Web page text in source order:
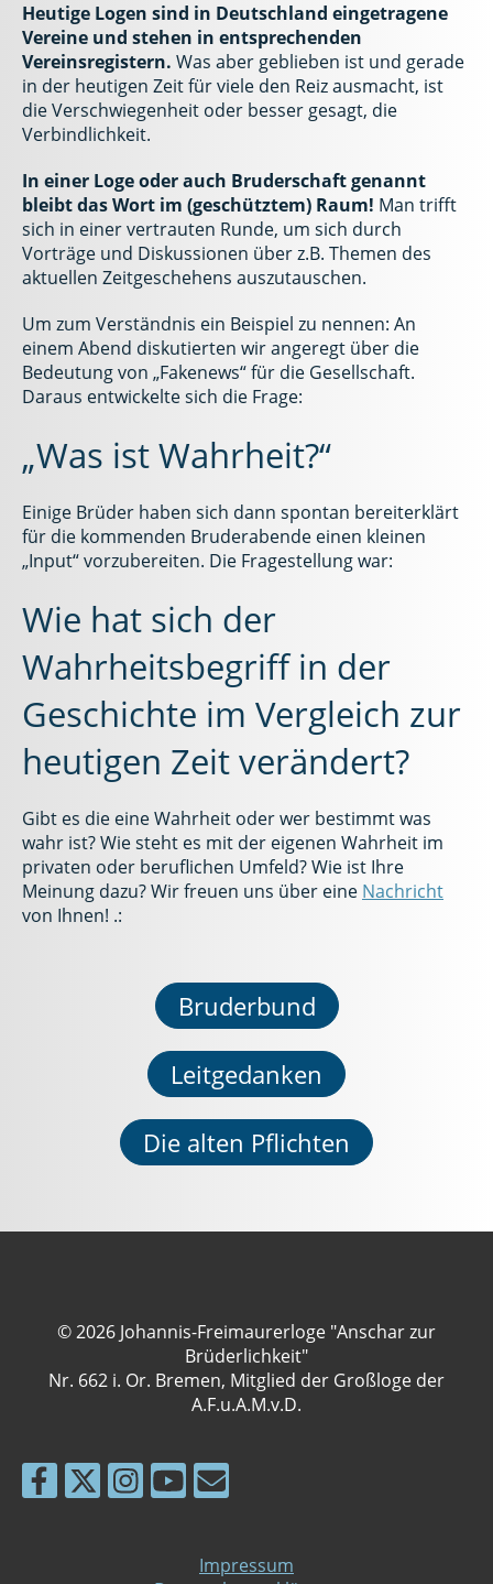
Heutige Logen sind in Deutschland eingetragene
Vereine und stehen in entsprechenden
Vereinsregistern. Was aber geblieben ist und gerade
in der heutigen Zeit für viele den Reiz ausmacht, ist
die Verschwiegenheit oder besser gesagt, die
Verbindlichkeit.
In einer Loge oder auch Bruderschaft genannt
bleibt das Wort im (geschütztem) Raum! Man trifft
sich in einer vertrauten Runde, um sich durch
Vorträge und Diskussionen über z.B. Themen des
aktuellen Zeitgeschehens auszutauschen.
Um zum Verständnis ein Beispiel zu nennen: An
einem Abend diskutierten wir angeregt über die
Bedeutung von „Fakenews“ für die Gesellschaft.
Daraus entwickelte sich die Frage:
„Was ist Wahrheit?“
Einige Brüder haben sich dann spontan bereiterklärt
für die kommenden Bruderabende einen kleinen
„Input“ vorzubereiten. Die Fragestellung war:
Wie hat sich der
Wahrheitsbegriff in der
Geschichte im Vergleich zur
heutigen Zeit verändert?
Gibt es die eine Wahrheit oder wer bestimmt was
wahr ist? Wie steht es mit der eigenen Wahrheit im
privaten oder beruflichen Umfeld? Wie ist Ihre
Meinung dazu? Wir freuen uns über eine Nachricht
von Ihnen! .:
Bruderbund
Leitgedanken
Die alten Pflichten
© 2026 Johannis-Freimaurerloge "Anschar zur
Brüderlichkeit"
Nr. 662 i. Or. Bremen, Mitglied der Großloge der
A.F.u.A.M.v.D.
Impressum